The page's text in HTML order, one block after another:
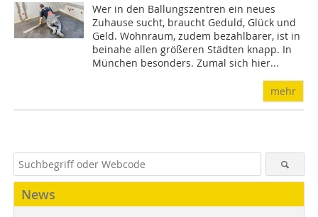
Wer in den Ballungszentren ein neues
Zuhause sucht, braucht Geduld, Glück und
Geld. Wohnraum, zudem bezahlbarer, ist in
beinahe allen größeren Städten knapp. In
München besonders. Zumal sich hier...
mehr
News